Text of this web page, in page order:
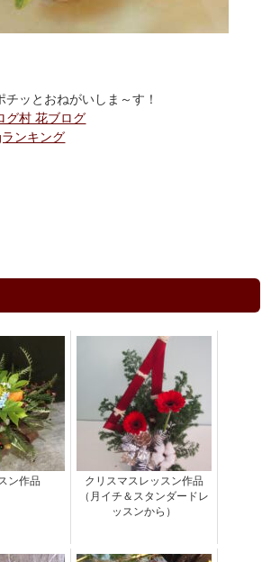
ッとおねがいしま～す！
グ村 花ブログ
ンキング
ン作品
クリスマスレッスン作品
（月イチ＆スタンダードレ
ッスンから）